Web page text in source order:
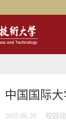
中国国际
2025.06.28 校园